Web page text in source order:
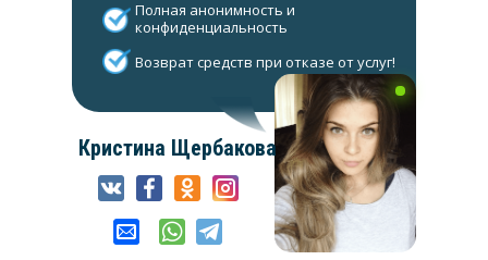
Кристина Щербакова
Полная анонимность и
конфиденциальность
Возврат средств при отказе от услуг!